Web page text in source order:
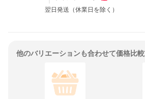
翌日発送（休業日を除く）
他のバリエーションも合わせて価格比較